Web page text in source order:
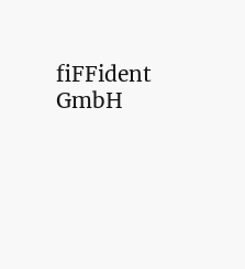
fiFFident
GmbH